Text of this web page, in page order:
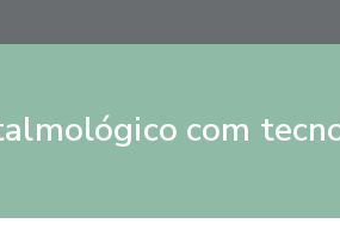
com